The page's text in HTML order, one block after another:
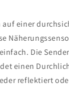
auf einer
Die
einen
reflektiert